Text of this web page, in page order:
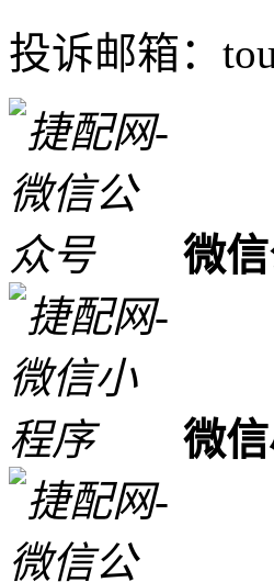
投诉邮箱：
微
微